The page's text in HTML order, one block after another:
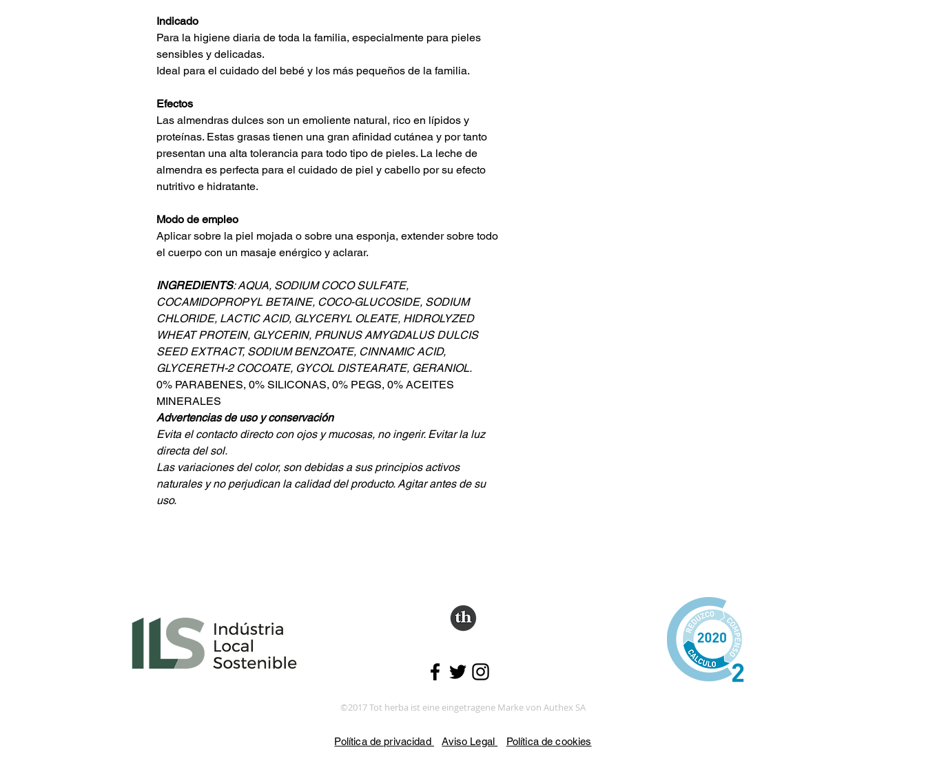
Indicado
Para la higiene diaria de toda la familia, especialmente para pieles
sensibles y delicadas.
Ideal para el cuidado del bebé y los más pequeños de la familia.
Efectos
Las almendras dulces son un emoliente natural, rico en lípidos y
proteínas. Estas grasas tienen una gran afinidad cutánea y por tanto
presentan una alta tolerancia para todo tipo de pieles. La leche de
almendra es perfecta para el cuidado de piel y cabello por su efecto
nutritivo e hidratante.
Modo de empleo
Aplicar sobre la piel mojada o sobre una esponja, extender sobre todo
el cuerpo con un masaje enérgico y aclarar.
INGREDIENTS: AQUA, SODIUM COCO SULFATE,
COCAMIDOPROPYL BETAINE, COCO-GLUCOSIDE, SODIUM
CHLORIDE, LACTIC ACID, GLYCERYL OLEATE, HIDROLYZED
WHEAT PROTEIN, GLYCERIN, PRUNUS AMYGDALUS DULCIS
SEED EXTRACT, SODIUM BENZOATE, CINNAMIC ACID,
GLYCERETH-2 COCOATE, GYCOL DISTEARATE, GERANIOL.
0% PARABENES, 0% SILICONAS, 0% PEGS, 0% ACEITES
MINERALES
Advertencias de uso y conservación
Evita el contacto directo con ojos y mucosas, no ingerir. Evitar la luz
directa del sol.
Las variaciones del color, son debidas a sus principios activos
naturales y no perjudican la calidad del producto. Agitar antes de su
uso.
©2017 Tot herba ist eine eingetragene Marke von Authex SA
Política de privacidad Aviso Legal Política de cookies